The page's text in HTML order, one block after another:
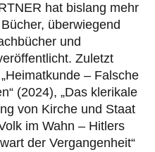
hat bislang mehr
überwiegend
und
Zuletzt
– Falsche
(2024), „Das klerikale
von Kirche und Staat
im Wahn – Hitlers
der Vergangenheit“